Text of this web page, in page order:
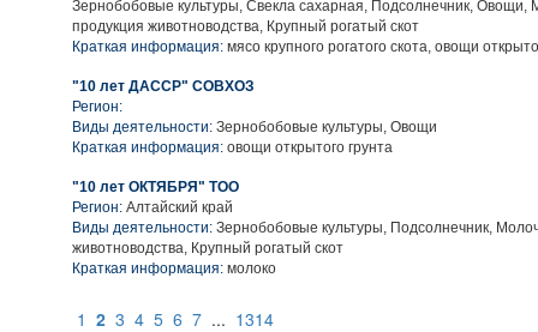
Зернобобовые культуры, Свекла сахарная, Подсолнечник, Овощи,
продукция животноводства, Крупный рогатый скот
Краткая информация: мясо крупного рогатого скота, овощи
"10 лет ДАССР" СОВХОЗ
Регион:
Виды деятельности: Зернобобовые культуры, Овощи
Краткая информация: овощи открытого грунта
"10 лет ОКТЯБРЯ" ТОО
Регион: Алтайский край
Виды деятельности: Зернобобовые культуры, Подсолнечник,
животноводства, Крупный рогатый скот
Краткая информация: молоко
1 2 3 4 5 6 7 ... 1314